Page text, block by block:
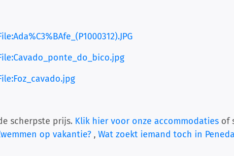
scherpste prijs. Klik hier voor onze accommodaties of
op vakantie? , Wat zoekt iemand toch in